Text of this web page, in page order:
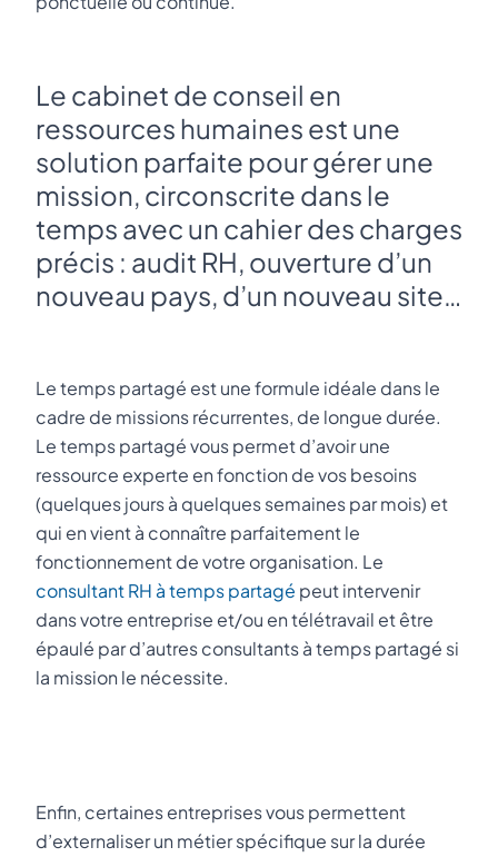
Le cabinet de conseil en
ressources humaines est une
solution parfaite pour gérer une
mission, circonscrite dans le
temps avec un cahier des charges
précis : audit RH, ouverture d’un
nouveau pays, d’un nouveau site…
Le temps partagé est une formule idéale dans le
cadre de missions récurrentes, de longue durée.
Le temps partagé vous permet d’avoir une
ressource experte en fonction de vos besoins
(quelques jours à quelques semaines par mois) et
qui en vient à connaître parfaitement le
fonctionnement de votre organisation. Le
consultant RH à temps partagé peut intervenir
dans votre entreprise et/ou en télétravail et être
épaulé par d’autres consultants à temps partagé si
la mission le nécessite.
Enfin, certaines entreprises vous permettent
d’externaliser un métier spécifique sur la durée